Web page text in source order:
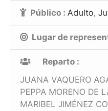
Público : Adulto,
Lugar de
Reparto :
JUANA VAQUERO
PEPPA MORENO DE
MARIBEL JIMÉNEZ